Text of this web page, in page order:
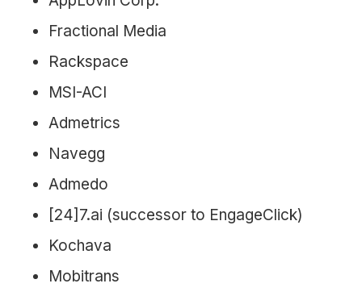
Fractional Media
Rackspace
MSI-ACI
Admetrics
Navegg
Admedo
[24]7.ai (successor to EngageClick)
Kochava
Mobitrans